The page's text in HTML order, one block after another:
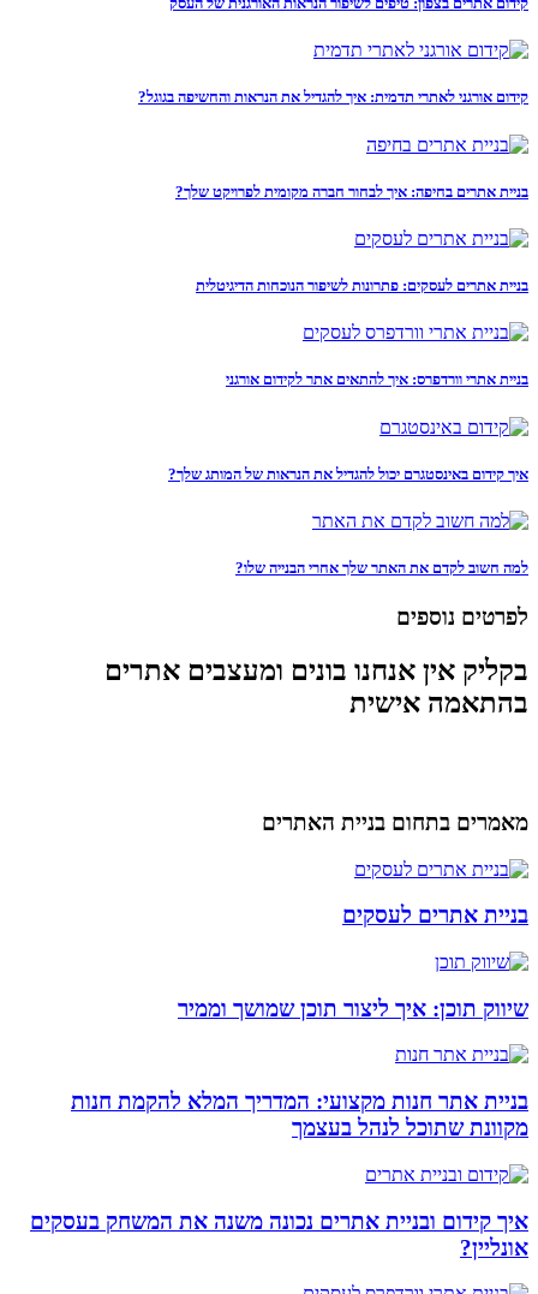
קידום אורגני לאתרי תדמית: איך להגדיל את הנראות והחשיפה בגוגל?
בניית אתרים בחיפה: איך לבחור חברה מקומית לפרויקט שלך?
בניית אתרים לעסקים: פתרונות לשיפור הנוכחות הדיגיטלית
בניית אתרי וורדפרס: איך להתאים אתר לקידום אורגני
איך קידום באינסטגרם יכול להגדיל את הנראות של המותג שלך?
למה חשוב לקדם את האתר שלך אחרי הבנייה שלו?
לפרטים נוספים
בקליק אין אנחנו בונים ומעצבים אתרים
בהתאמה אישית
מאמרים בתחום בניית האתרים
בניית אתרים לעסקים
שיווק תוכן: איך ליצור תוכן שמושך וממיר
בניית אתר חנות מקצועי: המדריך המלא להקמת חנות
מקוונת שתוכל לנהל בעצמך
איך קידום ובניית אתרים נכונה משנה את המשחק בעסקים
אונליין?